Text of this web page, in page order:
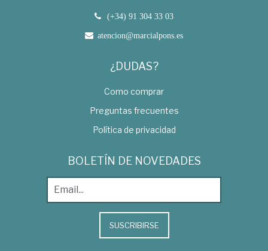
(+34) 91 304 33 03
atencion@marcialpons.es
¿DUDAS?
Como comprar
Preguntas frecuentes
Política de privacidad
BOLETÍN DE NOVEDADES
SUSCRIBIRSE